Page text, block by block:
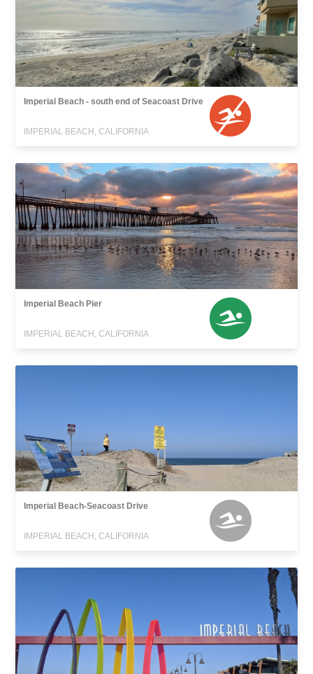
Imperial Beach - south end of Seacoast Drive
IMPERIAL BEACH, CALIFORNIA
Imperial Beach Pier
IMPERIAL BEACH, CALIFORNIA
Imperial Beach-Seacoast Drive
IMPERIAL BEACH, CALIFORNIA